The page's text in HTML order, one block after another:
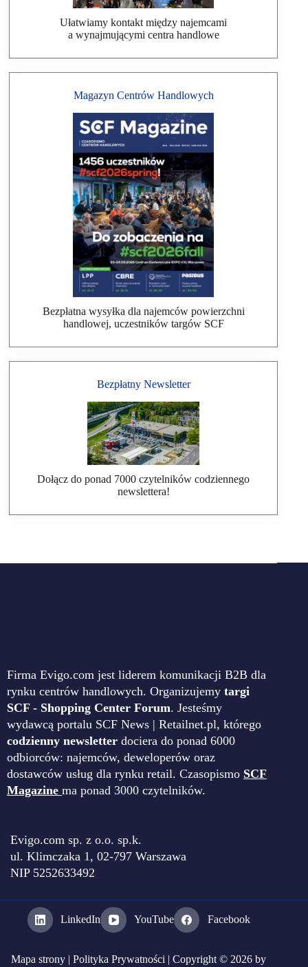
Ułatwiamy kontakt między najemcami
a wynajmującymi centra handlowe
Magazyn Centrów Handlowych
Bezpłatna wysyłka dla najemców powierzchni
handlowej, uczestników targów SCF
Bezpłatny Newsletter
Dołącz do ponad 7000 czytelników codziennego
newslettera!
Firma Evigo.com jest liderem komunikacji B2B dla
rynku centrów handlowych. Organizujemy targi
SCF - Shopping Center Forum. Jesteśmy
wydawcą portalu SCF News | Retailnet.pl, którego
codzienny newsletter dociera do ponad 6000
odbiorców: najemców, deweloperów oraz
dostawców usług dla rynku retail. Czasopismo SCF
Magazine ma ponad 3000 czytelników.
Evigo.com sp. z o.o. sp.k.
ul. Klimczaka 1, 02-797 Warszawa
NIP 5252633492
LinkedIn YouTube Facebook
Mapa strony |Polityka Prywatności | Copyright © 2026 by